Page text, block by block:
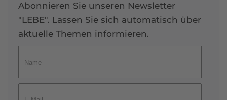
Abonnieren Sie unseren Newsletter
"LEBE". Lassen Sie sich automatisch über
aktuelle Themen informieren.